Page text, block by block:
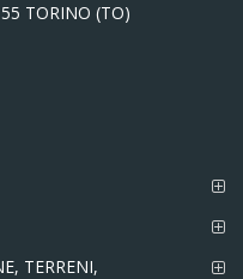
TORINO (TO)
TERRENI,